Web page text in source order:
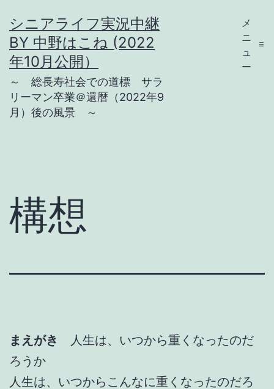
ン
テ
ン
へ
シニアライフ実況中継
BY 中野はこね (2022
年10月公開）
～ 総長寿社会での道標 サラ
リーマン卒業＠還暦（2022年9
月）後の風景 ～
メ
ニ
ュ
ー
構想
まえがき
人生は、いつから重くなったのだ
ろうか
人生は、いつからこんなに重くなったのだろ